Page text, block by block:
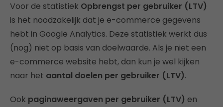
Voor de statistiek Opbrengst per gebruiker (LTV)
is het noodzakelijk dat je e-commerce gegevens
hebt in Google Analytics. Deze statistiek werkt dus
(nog) niet op basis van doelwaarde. Als je niet een
e-commerce website hebt, dan kun je wel kijken
naar het aantal doelen per gebruiker (LTV).
Ook paginaweergaven per gebruiker (LTV) en